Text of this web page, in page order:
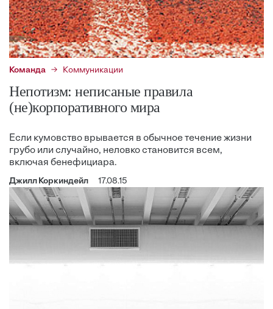
Команда Коммуникации
Непотизм: неписаные правила
(не)корпоративного мира
Если кумовство врывается в обычное течение жизни
грубо или случайно, неловко становится всем,
включая бенефициара.
Джилл Коркиндейл 17.08.15